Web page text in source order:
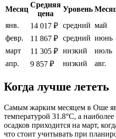
Месяц
Средняя
цена
Уровень
янв.
14 017 ₽ средний май
февр.
11 867 ₽ средний июнь
март
11 305 ₽ низкий июль
апр.
9 857 ₽ низкий авг.
Когда лучше лететь
Самым жарким месяцем в Оше
температурой 31.8°C, а
осадков приходится на март,
что стоит учитывать при